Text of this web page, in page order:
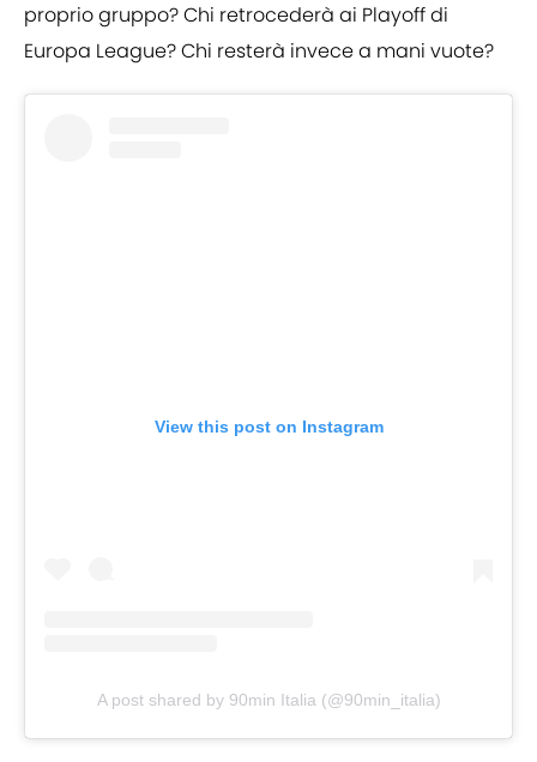
proprio gruppo? Chi retrocederà ai Playoff di
Europa League? Chi resterà invece a mani vuote?
View this post on Instagram
A post shared by 90min Italia (@90min_italia)